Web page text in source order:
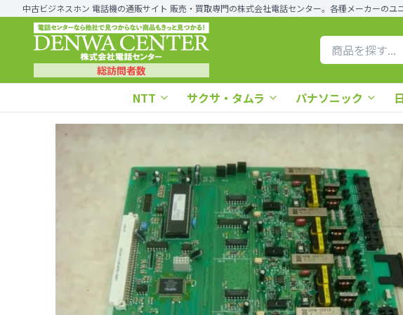
中古ビジネスホン 電話機の通販サイト 販売・買取専門の株式会社電話センター。各種メーカーのユ
総訪問者数
NTT サクサ・タムラ パナソニック